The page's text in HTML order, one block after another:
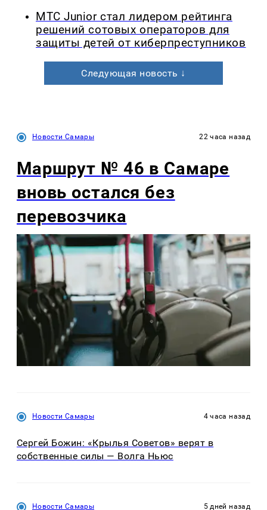
МТС Junior стал лидером рейтинга
решений сотовых операторов для
защиты детей от киберпреступников
Следующая новость ↓
Новости Самары 22 часа назад
Маршрут № 46 в Самаре
вновь остался без
перевозчика
Новости Самары 4 часа назад
Сергей Божин: «Крылья Советов» верят в
собственные силы — Волга Ньюс
Новости Самары 5 дней назад